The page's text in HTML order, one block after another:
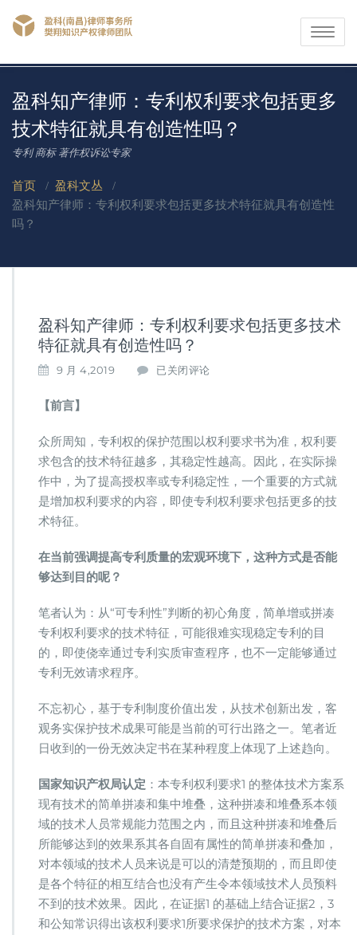
Toggle
盈科知产律师：专利权利要求包括更多
技术特征就具有创造性吗？
专利 商标 著作权诉讼专家
首页 / 盈科文丛 /
盈科知产律师：专利权利要求包括更多技术特征就具有创造性
吗？
盈科知产律师：专利权利要求包括更多技术
特征就具有创造性吗？
9 月 4,2019
盈
律
师：
专
利
权
利
包
多
技
术
特
具
有
创
造
吗？
已关闭评论
【前言】
众所周知，专利权的保护范围以权利要求书为准，权利要
求包含的技术特征越多，其稳定性越高。因此，在实际操
作中，为了提高授权率或专利稳定性，一个重要的方式就
是增加权利要求的内容，即使专利权利要求包括更多的技
术特征。
在当前强调提高专利质量的宏观环境下，这种方式是否能
够达到目的呢？
笔者认为：从“可专利性”判断的初心角度，简单增或拼凑
专利权利要求的技术特征，可能很难实现稳定专利的目
的，即使侥幸通过专利实质审查程序，也不一定能够通过
专利无效请求程序。
不忘初心，基于专利制度价值出发，从技术创新出发，客
观务实保护技术成果可能是当前的可行出路之一。笔者近
日收到的一份无效决定书在某种程度上体现了上述趋向。
国家知识产权局认定 ：本专利权利要求1 的整体技术方案系
现有技术的简单拼凑和集中堆叠，这种拼凑和堆叠系本领
域的技术人员常规能力范围之内，而且这种拼凑和堆叠后
所能够达到的效果系其各自固有属性的简单拼凑和叠加，
对本领域的技术人员来说是可以的清楚预期的，而且即使
是各个特征的相互结合也没有产生令本领域技术人员预料
不到的技术效果。因此，在证据1 的基础上结合证据2，3
和公知常识得出该权利要求1所要求保护的技术方案，对本